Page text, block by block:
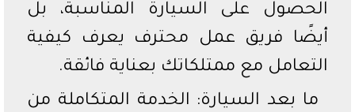
الحصول على السيارة المناسبة، بل
أيضًا فريق عمل محترف يعرف كيفية
التعامل مع ممتلكاتك بعناية فائقة.
ما بعد السيارة: الخدمة المتكاملة من